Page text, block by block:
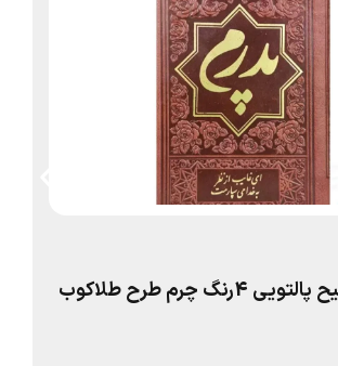
منتخب مفاتیح پالتویی 4رنگ چرم طرح طلاکوب